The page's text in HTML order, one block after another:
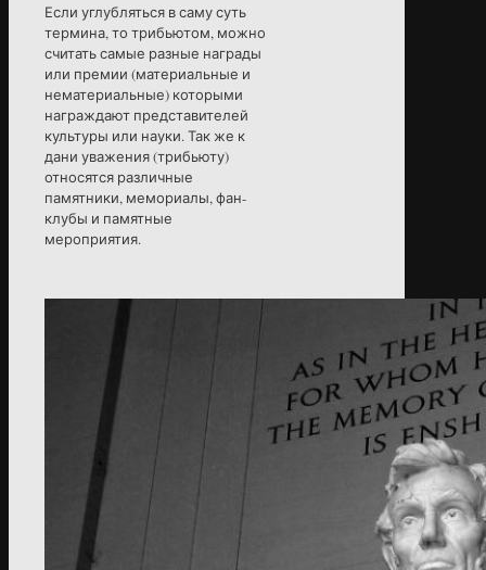
Если углубляться в саму суть
термина, то трибьютом, можно
считать самые разные награды
или премии (материальные и
нематериальные) которыми
награждают представителей
культуры или науки. Так же к
дани уважения (трибьюту)
относятся различные
памятники, мемориалы, фан-
клубы и памятные
мероприятия.